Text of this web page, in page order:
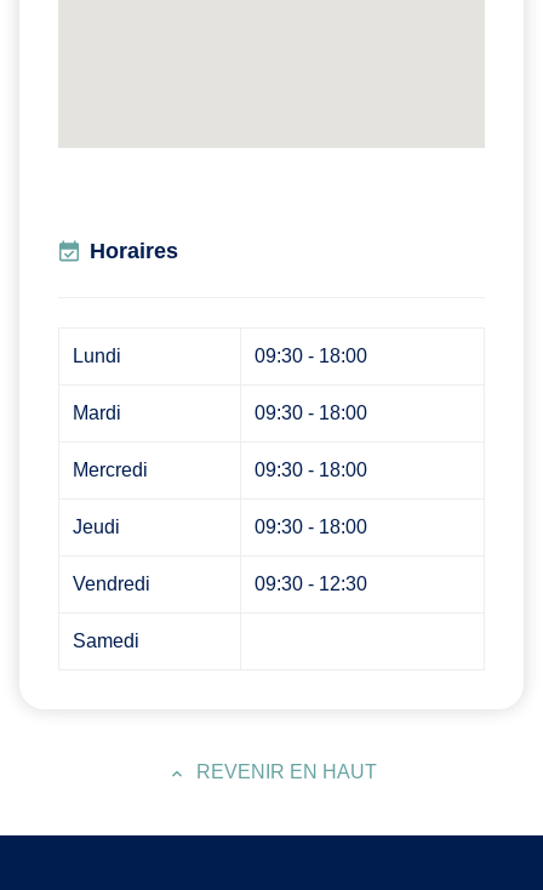
Horaires
Lundi 09:30 - 18:00
Mardi 09:30 - 18:00
Mercredi 09:30 - 18:00
Jeudi 09:30 - 18:00
Vendredi 09:30 - 12:30
Samedi
REVENIR EN HAUT